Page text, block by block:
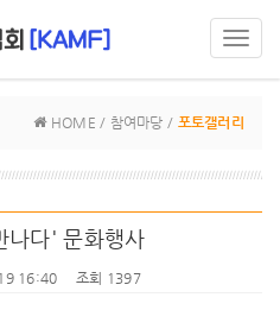
HOME / 참여마당 / 포토갤러리
나다' 문화행사
16:40 조회 1397